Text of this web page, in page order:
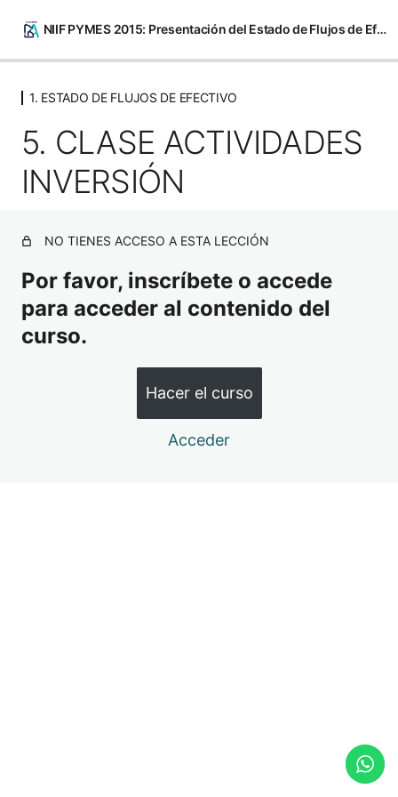
NIIF PYMES 2015: Presentación del Estado de Flujos de Efectivo
1. ESTADO DE FLUJOS DE EFECTIVO
1. BIENVENIDA Curso-Taller Presentación del Estado de
Flujos de Efectivo bajo la NIIF para PYMES 2015.
2. CLASE GENERALIDADES
3. CLASE ACTIVIDADES OPERACIÓN -MÉTODO
INDIRECTO
4. CLASE ACTIVIDADES OPERACIÓN -MÉTODO
5. CLASE ACTIVIDADES INVERSIÓN
6. CLASE ACTIVIDADES FINANCIACIÓN
1. ESTADO DE FLUJOS DE EFECTIVO
5. CLASE ACTIVIDADES
INVERSIÓN
NO TIENES ACCESO A ESTA LECCIÓN
Por favor, inscríbete o accede
para acceder al contenido del
curso.
Hacer el curso
Acceder